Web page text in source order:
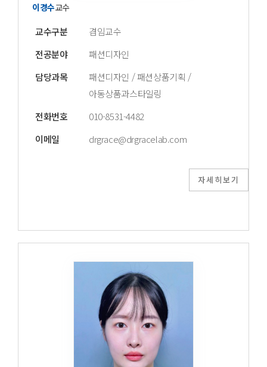
이경수교수
교수구분
겸임교수
전공분야
패션디자인
담당과목
패션디자인 / 패션상품기획 /
아동상품과스타일링
전화번호
010-8531-4482
이메일
drgrace@drgracelab.com
자세히보기